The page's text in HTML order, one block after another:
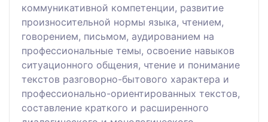
коммуникативной компетенции, развитие
произносительной нормы языка, чтением,
говорением, письмом, аудированием на
профессиональные темы, освоение навыков
ситуационного общения, чтение и понимание
текстов разговорно-бытового характера и
профессионально-ориентированных текстов,
составление краткого и расширенного